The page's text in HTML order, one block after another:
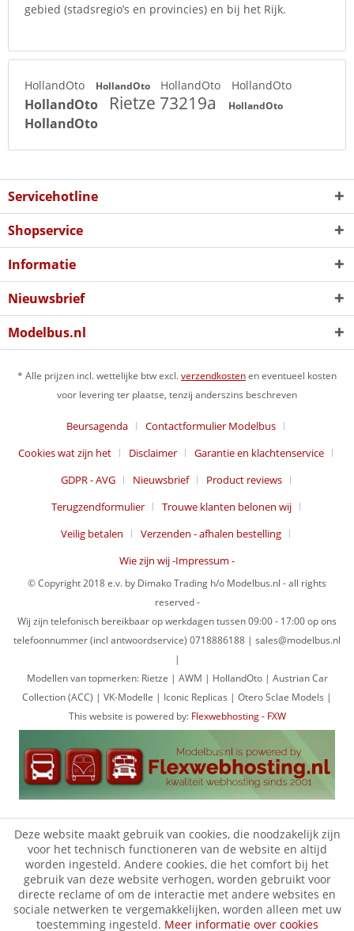
gebied (stadsregio’s en provincies) en bij het Rijk.
HollandOto HollandOto HollandOto HollandOto
HollandOto Rietze 73219a HollandOto
HollandOto
Servicehotline
Shopservice
Informatie
Nieuwsbrief
Modelbus.nl
* Alle prijzen incl. wettelijke btw excl.verzendkostenen eventueel kosten
voor levering ter plaatse, tenzij anderszins beschreven
Beursagenda
Contactformulier Modelbus
Cookies wat zijn het
Disclaimer
Garantie en klachtenservice
GDPR - AVG
Nieuwsbrief
Product reviews
Terugzendformulier
Trouwe klanten belonen wij
Veilig betalen
Verzenden - afhalen bestelling
Wie zijn wij -Impressum -
© Copyright 2018 e.v. by Dimako Trading h/o Modelbus.nl - all rights
reserved -
Wij zijn telefonisch bereikbaar op werkdagen tussen 09:00 - 17:00 op ons
telefoonnummer (incl antwoordservice) 0718886188 | sales@modelbus.nl
|
Modellen van topmerken: Rietze | AWM | HollandOto | Austrian Car
Collection (ACC) | VK-Modelle | Iconic Replicas | Otero Sclae Models |
This website is powered by: Flexwebhosting - FXW
Deze website maakt gebruik van cookies, die noodzakelijk zijn
voor het technisch functioneren van de website en altijd
worden ingesteld. Andere cookies, die het comfort bij het
gebruik van deze website verhogen, worden gebruikt voor
directe reclame of om de interactie met andere websites en
sociale netwerken te vergemakkelijken, worden alleen met uw
toestemming ingesteld. Meer informatie over cookies